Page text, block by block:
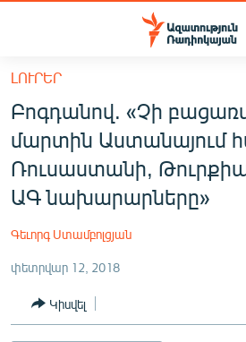
Մատչելիության
հիմնական
բովանդակությանը
Անցնել
հիմնական
մենյուին
Որոնում
ՀԱՅԱՍՏԱՆ
ՔԱՂԱՔԱԿԱՆ
ԸՆՏՐՈՒԹՅՈՒՆՆԵՐ 2026
ԼՈՒՐԵՐ
Բոգդանով. «Չի
մարտին Աստանայում
Ռուսաստանի,
ԱԳ նախարարները»
Գեւորգ Ստամբոլցյան
փետրվար 12, 2018
Կիսվել